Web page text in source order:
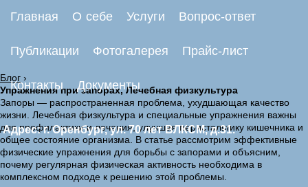
Главная О себе Услуги Вопрос-ответ
Публикации Фотогалерея Прайс-лист
Контакты Документы
Адрес: г. Оренбург, ул. 70 лет ВЛКСМ, д.31.
Блог ›
Упражнения при запорах, Лечебная физкультура
Запоры — распространенная проблема, ухудшающая качество
жизни. Лечебная физкультура и специальные упражнения важны
для профилактики и лечения, улучшая перистальтику кишечника и
общее состояние организма. В статье рассмотрим эффективные
физические упражнения для борьбы с запорами и объясним,
почему регулярная физическая активность необходима в
комплексном подходе к решению этой проблемы.